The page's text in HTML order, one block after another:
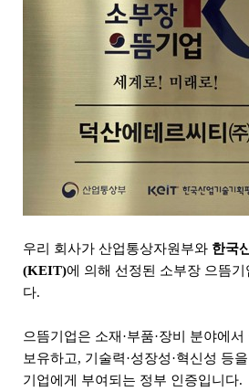
우리 회사가 산업통상자원부와 한국
(KEIT)에 의해 선정된 소부장 으뜸기
다.
으뜸기업은 소재·부품·장비 분야에
보유하고, 기술력·성장성·혁신성 등
기업에게 부여되는 정부 인증입니다.